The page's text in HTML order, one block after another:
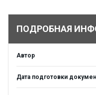
ПОДРОБНАЯ
Автор
Дата подготовки